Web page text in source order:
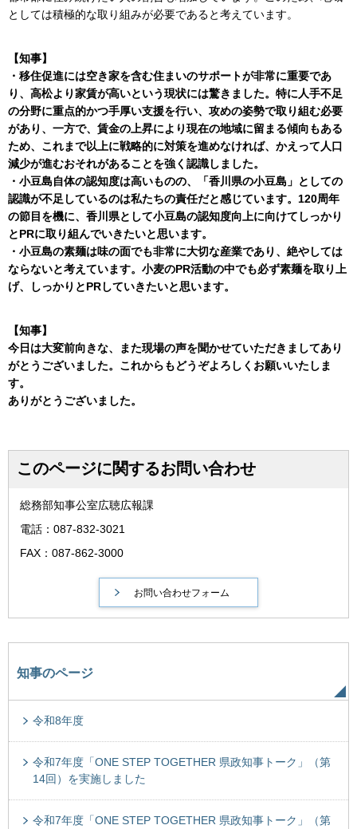
としては積極的な取り組みが必要であると考えています。
【知事】
・移住促進には空き家を含む住まいのサポートが非常に重要であ
り、高松より家賃が高いという現状には驚きました。特に人手不足
の分野に重点的かつ手厚い支援を行い、攻めの姿勢で取り組む必要
があり、一方で、賃金の上昇により現在の地域に留まる傾向もある
ため、これまで以上に戦略的に対策を進めなければ、かえって人口
減少が進むおそれがあることを強く認識しました。
・小豆島自体の認知度は高いものの、「香川県の小豆島」としての
認識が不足しているのは私たちの責任だと感じています。120周年
の節目を機に、香川県として小豆島の認知度向上に向けてしっかり
とPRに取り組んでいきたいと思います。
・小豆島の素麺は味の面でも非常に大切な産業であり、絶やしては
ならないと考えています。小麦のPR活動の中でも必ず素麺を取り上
げ、しっかりとPRしていきたいと思います。
【知事】
今日は大変前向きな、また現場の声を聞かせていただきましてあり
がとうございました。これからもどうぞよろしくお願いいたしま
す。
ありがとうございました。
このページに関するお問い合わせ
総務部知事公室広聴広報課
電話：087-832-3021
FAX：087-862-3000
知事のページ
令和8年度
令和7年度「ONE STEP TOGETHER 県政知事トーク」（第
14回）を実施しました
令和7年度「ONE STEP TOGETHER 県政知事トーク」（第